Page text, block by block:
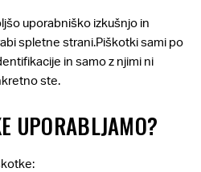
uporabniško izkušnjo in
spletne strani.Piškotki sami po
in samo z njimi ni
ste.
UPORABLJAMO?